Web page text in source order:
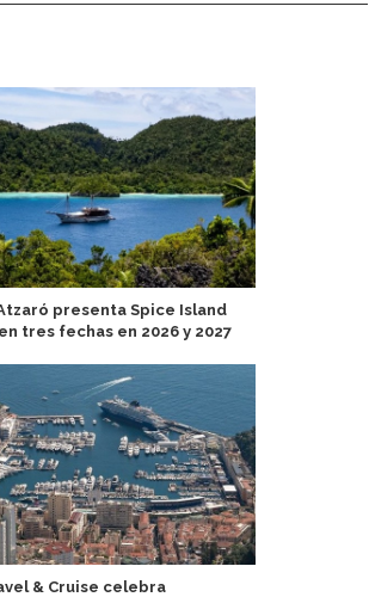
presenta Spice Island
tres fechas en 2026 y 2027
& Cruise celebra